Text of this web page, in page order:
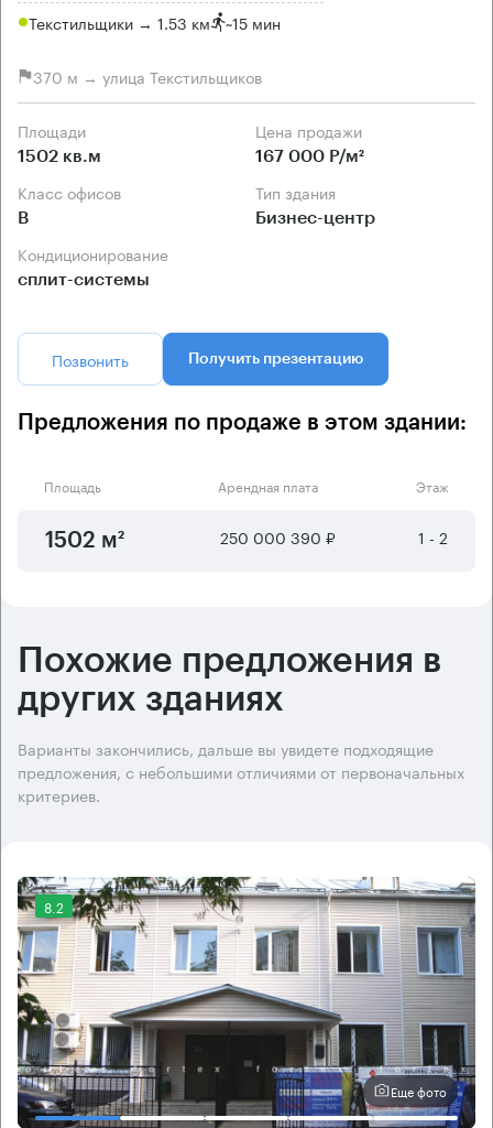
Текстильщики → 1.53 км ~15 мин
370 м → улица Текстильщиков
Площади
1502 кв.м
Цена продажи
167 000 Р/м²
Класс офисов
B
Тип здания
Бизнес-центр
Кондиционирование
сплит-системы
Позвонить Получить презентацию
Предложения по продаже в этом здании:
Площадь Арендная плата Этаж
1502 м² 250 000 390 ₽ 1 - 2
Похожие предложения в
других зданиях
Варианты закончились, дальше вы увидете подходящие
предложения, с небольшими отличиями от первоначальных
критериев.
8.2
Еще фото